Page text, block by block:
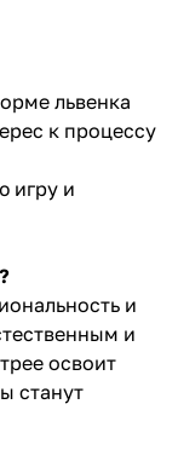
львенка
к процессу
игру и
и
и
освоит
станут